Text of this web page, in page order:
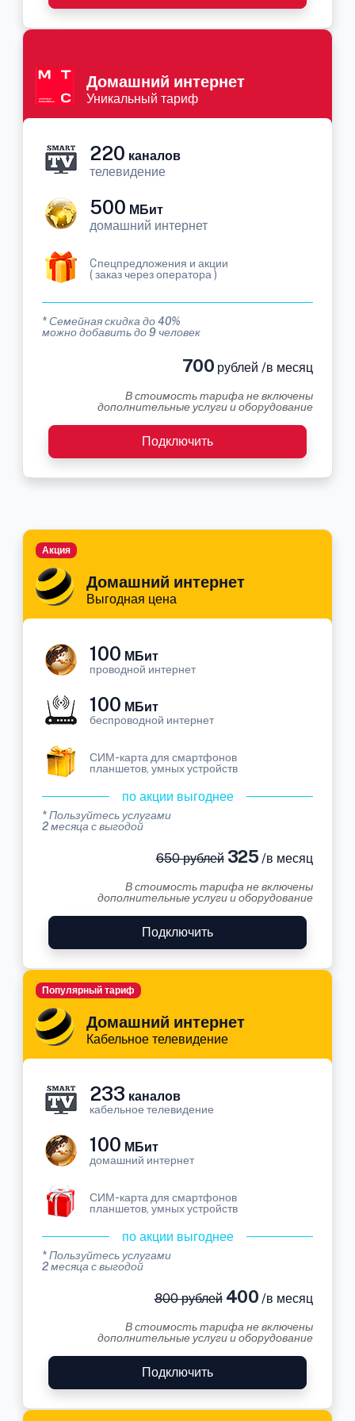
Домашний интернет
Уникальный тариф
220 каналов
телевидение
500 МБит
домашний интернет
Cпецпредложения и акции
( заказ через оператора )
* Семейная скидка до 40%
можно добавить до 9 человек
700 рублей /в месяц
В стоимость тарифа не включены
дополнительные услуги и оборудование
Подключить
Домашний интернет
Выгодная цена
Акция
100 МБит
проводной интернет
100 МБит
беспроводной интернет
СИМ-карта для смартфонов
планшетов, умных устройств
по акции выгоднее
* Пользуйтесь услугами
2 месяца с выгодой
650 рублей325 /в месяц
В стоимость тарифа не включены
дополнительные услуги и оборудование
Подключить
Домашний интернет
Кабельное телевидение
Популярный тариф
233 каналов
кабельное телевидение
100 МБит
домашний интернет
СИМ-карта для смартфонов
планшетов, умных устройств
по акции выгоднее
* Пользуйтесь услугами
2 месяца с выгодой
800 рублей400 /в месяц
В стоимость тарифа не включены
дополнительные услуги и оборудование
Подключить